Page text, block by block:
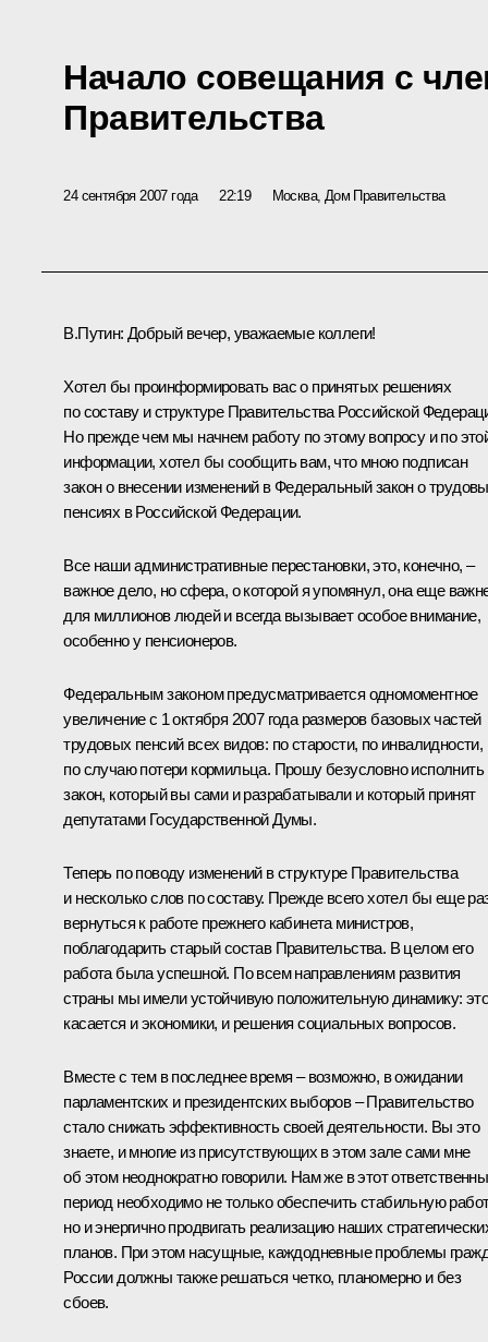
Начало совещания с
Правительства
24 сентября 2007 года 22:19 Москва, Дом Правительства
В.Путин: Добрый вечер, уважаемые коллеги!
Хотел бы проинформировать вас о принятых решениях
по составу и структуре Правительства Российской
Но прежде чем мы начнем работу по этому вопросу и по
информации, хотел бы сообщить вам, что мною подписан
закон о внесении изменений в Федеральный закон о
пенсиях в Российской Федерации.
Все наши административные перестановки, это, конечно, –
важное дело, но сфера, о которой я упомянул, она еще
для миллионов людей и всегда вызывает особое внимание,
особенно у пенсионеров.
Федеральным законом предусматривается одномоментное
увеличение с 1 октября 2007 года размеров базовых частей
трудовых пенсий всех видов: по старости, по инвалидности,
по случаю потери кормильца. Прошу безусловно исполнить
закон, который вы сами и разрабатывали и который принят
депутатами Государственной Думы.
Теперь по поводу изменений в структуре Правительства
и несколько слов по составу. Прежде всего хотел бы еще
вернуться к работе прежнего кабинета министров,
поблагодарить старый состав Правительства. В целом его
работа была успешной. По всем направлениям развития
страны мы имели устойчивую положительную динамику: это
касается и экономики, и решения социальных вопросов.
Вместе с тем в последнее время – возможно, в ожидании
парламентских и президентских выборов – Правительство
стало снижать эффективность своей деятельности. Вы это
знаете, и многие из присутствующих в этом зале сами мне
об этом неоднократно говорили. Нам же в этот
период необходимо не только обеспечить стабильную
но и энергично продвигать реализацию наших
планов. При этом насущные, каждодневные проблемы
России должны также решаться четко, планомерно и без
сбоев.